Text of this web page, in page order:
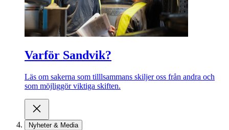
Varför Sandvik?
Läs om sakerna som tilllsammans skiljer oss från andra och
som möjliggör viktiga skiften.
Nyheter & Media